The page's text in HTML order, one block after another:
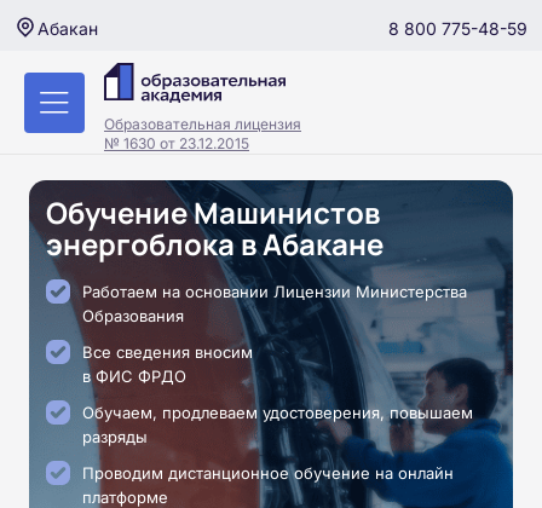
Абакан 8 800 775-48-59
Образовательная лицензия
№ 1630 от 23.12.2015
Обучение Машинистов
энергоблока в Абакане
Работаем на основании Лицензии Министерства
Образования
Все сведения вносим
в ФИС ФРДО
Обучаем, продлеваем удостоверения, повышаем
разряды
Проводим дистанционное обучение на онлайн
платформе